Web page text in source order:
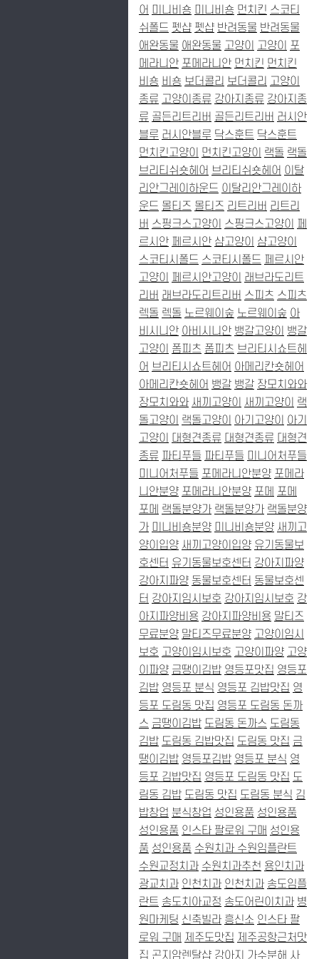
어 미니비숑 미니비숑 먼치킨 스코티
쉬폴드 펫샵 펫샵 반려동물 반려동물
애완동물 애완동물 고양이 고양이 포
메라니안 포메라니안 먼치킨 먼치킨
비숑 비숑 보더콜리 보더콜리 고양이
종류 고양이종류 강아지종류 강아지종
류 골든리트리버 골든리트리버 러시안
블루 러시안블루 닥스훈트 닥스훈트
먼치킨고양이 먼치킨고양이 랙돌 랙돌
브리티쉬숏헤어 브리티쉬숏헤어 이탈
리안그레이하운드 이탈리안그레이하
운드 몰티즈 몰티즈 리트리버 리트리
버 스핑크스고양이 스핑크스고양이 페
르시안 페르시안 샴고양이 샴고양이
스코티시폴드 스코티시폴드 페르시안
고양이 페르시안고양이 래브라도리트
리버 래브라도리트리버 스피츠 스피츠
렉돌 렉돌 노르웨이숲 노르웨이숲 아
비시니안 아비시니안 뱅갈고양이 뱅갈
고양이 폼피츠 폼피츠 브리티시쇼트헤
어 브리티시쇼트헤어 아메리칸숏헤어
아메리칸숏헤어 뱅갈 뱅갈 장모치와와
장모치와와 새끼고양이 새끼고양이 랙
돌고양이 랙돌고양이 아기고양이 아기
고양이
대형견종류 대형견종류 대형견
종류 파티푸들 파티푸들 미니어처푸들
미니어처푸들 포메라니안분양 포메라
니안분양 포메라니안분양 포메 포메
포메 랙돌분양가 랙돌분양가 랙돌분양
가 미니비숑분양 미니비숑분양 새끼고
양이입양 새끼고양이입양 유기동물보
호센터 유기동물보호센터 강아지파양
강아지파양 동물보호센터 동물보호센
터 강아지임시보호 강아지임시보호 강
아지파양비용 강아지파양비용 말티즈
무료분양 말티즈무료분양 고양이임시
보호 고양이임시보호 고양이파양 고양
이파양 금땡이김밥 영등포맛집 영등포
김밥 영등포 분식 영등포 김밥맛집 영
등포 도림동 맛집 영등포 도림동 돈까
스 금땡이김밥 도림동 돈까스 도림동
김밥 도림동 김밥맛집 도림동 맛집 금
땡이김밥 영등포김밥 영등포 분식 영
등포 김밥맛집 영등포 도림동 맛집 도
림동 김밥 도림동 맛집 도림동 분식 김
밥창업 분식창업 성인용품 성인용품
성인용품 인스타 팔로워 구매 성인용
품 성인용품 수원치과 수원임플란트
수원교정치과 수원치과추천 용인치과
광교치과 인천치과 인천치과 송도임플
란트 송도치아교정 송도어린이치과 병
원마케팅 신축빌라 흥신소 인스타 팔
로워 구매 제주도맛집 제주공항근처맛
집 곤지암렌탈샵 강아지 가수분해 사